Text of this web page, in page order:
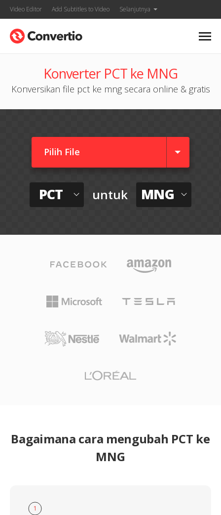
Video Editor Add Subtitles to Video Selanjutnya
Konverter PCT ke MNG
Konversikan file pct ke mng secara online & gratis
Pilih File
PCT untuk MNG
Bagaimana cara mengubah PCT ke
MNG
1